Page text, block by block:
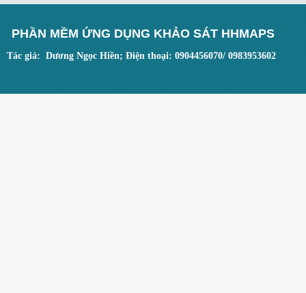
PHẦN MỀM ỨNG DỤNG KHẢO SÁT HHMAPS
Tác giả: Dương Ngọc Hiền; Điện thoại: 0904456070/ 0983953602